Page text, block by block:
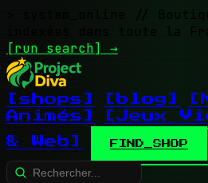
//
indexées dans toute la
[run search] →
[shops] [blog]
Animés]
[Jeux
& Web]
FIND_SHOP